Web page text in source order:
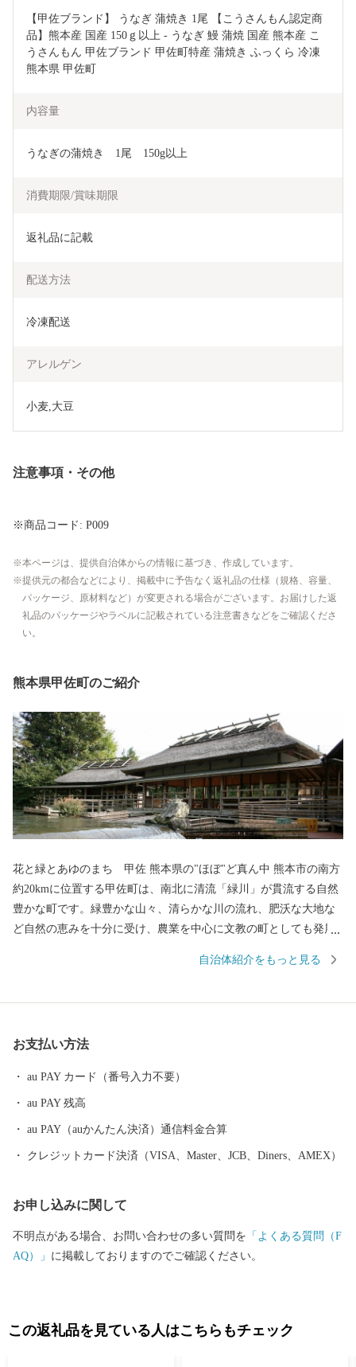
【甲佐ブランド】 うなぎ 蒲焼き 1尾 【こうさんもん認定商
品】熊本産 国産 150ｇ以上 - うなぎ 鰻 蒲焼 国産 熊本産 こ
うさんもん 甲佐ブランド 甲佐町特産 蒲焼き ふっくら 冷凍
熊本県 甲佐町
内容量
うなぎの蒲焼き　1尾　150g以上
消費期限/賞味期限
返礼品に記載
配送方法
冷凍配送
アレルゲン
小麦,大豆
注意事項・その他
※商品コード: P009
本ページは、提供自治体からの情報に基づき、作成しています。
提供元の都合などにより、掲載中に予告なく返礼品の仕様（規格、容量、
パッケージ、原材料など）が変更される場合がございます。お届けした返
礼品のパッケージやラベルに記載されている注意書きなどをご確認くださ
い。
熊本県甲佐町のご紹介
花と緑とあゆのまち 甲佐 熊本県の"ほぼ"ど真ん中 熊本市の南方
約20kmに位置する甲佐町は、南北に清流「緑川」が貫流する自然
豊かな町です。緑豊かな山々、清らかな川の流れ、肥沃な大地な
ど自然の恵みを十分に受け、農業を中心に文教の町としても発展
ちてくる鮎を捕る梁(やな)漁ですが、甲佐のやな場はもともと寛永
した。 阿蘇神社の"二の宮"とも 甲佐神社は、阿蘇神社の摂社で阿
蘇神社、甲佐神社、健軍神社、郡浦神社を総称して阿蘇四ヶ社と
家文書」にたびたび登場します。豊福荘生まれの豪族竹崎季長が
元寇での奮戦を描かせた『蒙古襲来絵詞』は、この甲佐神社に奉
納されたと伝えられます。鳥居をくぐった参道の途中には、両脇
自治体紹介をもっと見る
お支払い方法
au PAY カード（番号入力不要）
au PAY 残高
au PAY（auかんたん決済）通信料金合算
クレジットカード決済（VISA、Master、JCB、Diners、AMEX）
お申し込みに関して
不明点がある場合、お問い合わせの多い質問を 「よくある質問（F
AQ）」 に掲載しておりますのでご確認ください。
この返礼品を見ている人はこちらもチェック